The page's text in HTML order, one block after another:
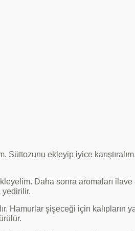
Süttozunu ekleyip iyice
Daha sonra aromaları
yedirilir.
Hamurlar şişeceği için kalıpların